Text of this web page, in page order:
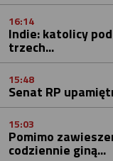
16:14
Indie: katolicy
trzech...
15:48
Senat RP
15:03
Pomimo
codziennie giną...